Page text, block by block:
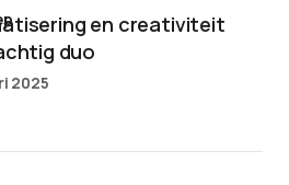
en creativiteit
duo
2025